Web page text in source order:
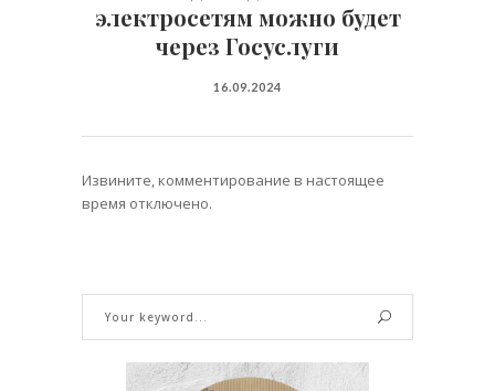
электросетям можно будет
через Госуслуги
16.09.2024
Извините, комментирование в настоящее
время отключено.